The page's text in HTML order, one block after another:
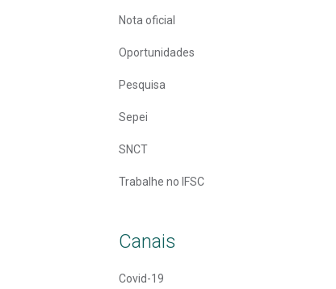
Nota oficial
Oportunidades
Pesquisa
Sepei
SNCT
Trabalhe no IFSC
Canais
Covid-19